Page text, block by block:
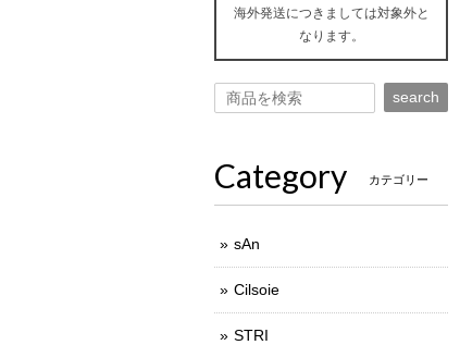
海外発送につきましては対象外と
なります。
search
Category カテゴリー
sAn
Cilsoie
STRI